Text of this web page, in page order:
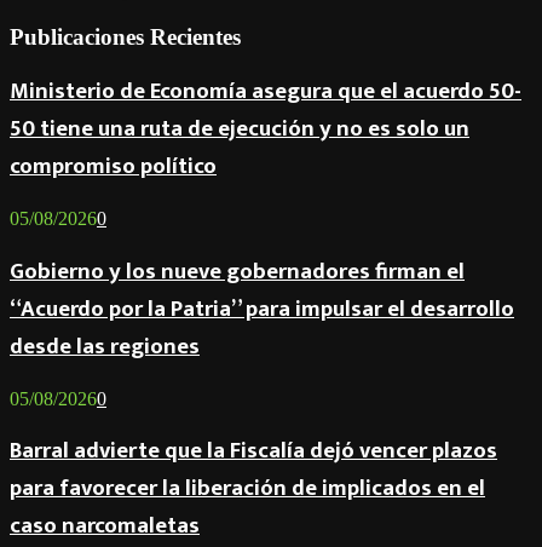
Publicaciones Recientes
Ministerio de Economía asegura que el acuerdo 50-
50 tiene una ruta de ejecución y no es solo un
compromiso político
05/08/20260
Gobierno y los nueve gobernadores firman el
“Acuerdo por la Patria” para impulsar el desarrollo
desde las regiones
05/08/20260
Barral advierte que la Fiscalía dejó vencer plazos
para favorecer la liberación de implicados en el
caso narcomaletas